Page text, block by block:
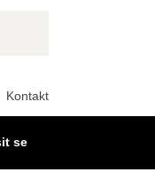
Kontakt
se